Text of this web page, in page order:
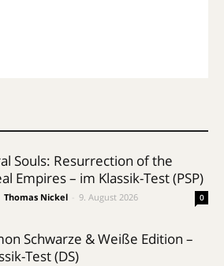
Souls: Resurrection of the
Empires – im Klassik-Test (PSP)
Thomas Nickel 9. August 2026 0
Schwarze & Weiße Edition –
Test (DS)